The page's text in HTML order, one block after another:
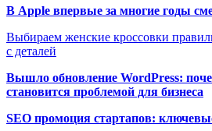
В Apple впервые за многие годы
Выбираем женские кроссовки
с деталей
Вышло обновление WordPress:
становится проблемой для бизнеса
SEO промоция стартапов: